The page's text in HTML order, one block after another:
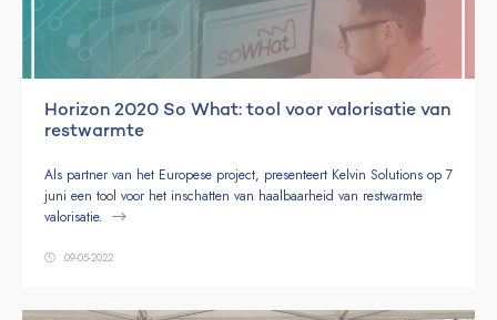
Horizon 2020 So What: tool voor valorisatie van
restwarmte
Als partner van het Europese project, presenteert Kelvin Solutions op 7
juni een tool voor het inschatten van haalbaarheid van restwarmte
valorisatie.
09-05-2022